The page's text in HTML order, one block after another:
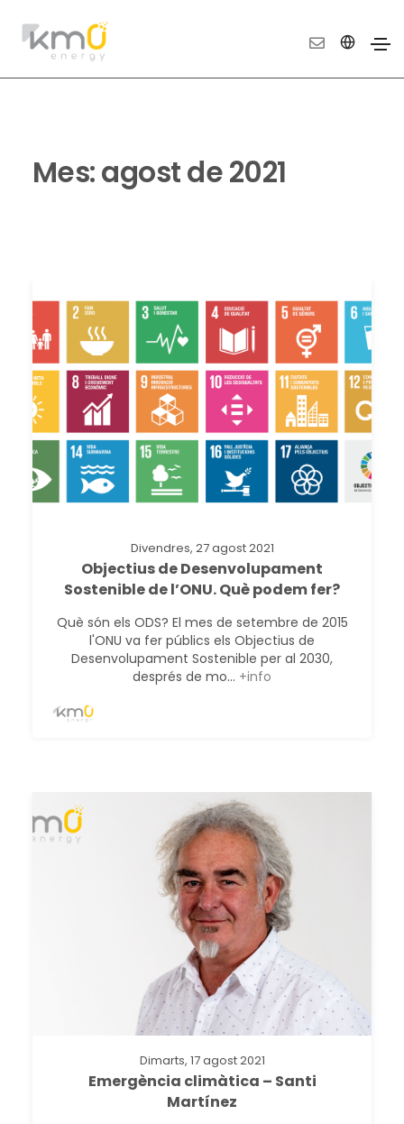
Mes:agost de 2021
Divendres, 27 agost 2021
Objectius de Desenvolupament
Sostenible de l’ONU. Què podem fer?
Què són els ODS? El mes de setembre de 2015
l'ONU va fer públics els Objectius de
Desenvolupament Sostenible per al 2030,
després de mo... +info
Dimarts, 17 agost 2021
Emergència climàtica – Santi
Martínez